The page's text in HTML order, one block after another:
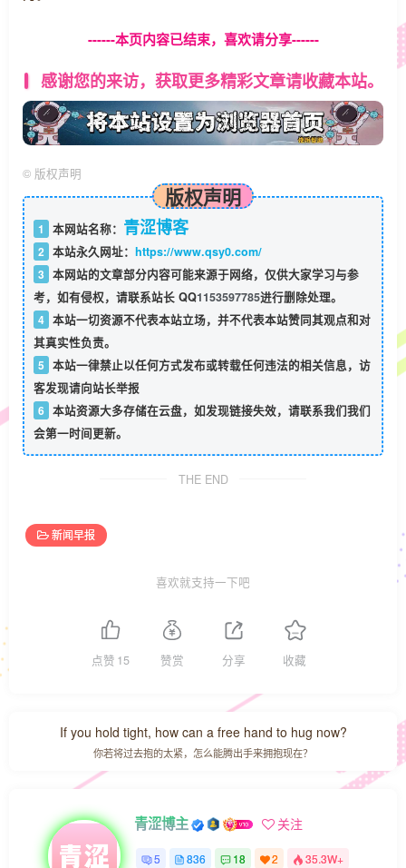
------本页内容已结束，喜欢请分享------
感谢您的来访，获取更多精彩文章请收藏本站。
© 版权声明
版权声明
1 本网站名称： 青涩博客
2 本站永久网址： https://www.qsy0.com/
3 本网站的文章部分内容可能来源于网络，仅供大家学习与参
考，如有侵权，请联系站长 QQ1153597785进行删除处理。
4 本站一切资源不代表本站立场，并不代表本站赞同其观点和对
其真实性负责。
5 本站一律禁止以任何方式发布或转载任何违法的相关信息，访
客发现请向站长举报
6 本站资源大多存储在云盘，如发现链接失效，请联系我们我们
会第一时间更新。
THE END
新闻早报
喜欢就支持一下吧
点赞 15 赞赏 分享 收藏
If you hold tight, how can a free hand to hug now?
你若将过去抱的太紧，怎么能腾出手来拥抱现在？
青涩博主 关注
5 836 18 2 35.3W+